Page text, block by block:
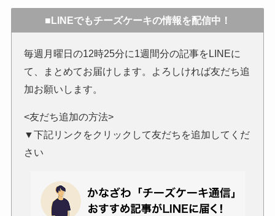
■LINEでもチーズケーキの情報を配信中！
毎週月曜日の12時25分に1週間分の記事をLINEに
て、まとめてお届けします。よろしければ友だち追
加お願いします。
<友だち追加の方法>
▼下記リンクをクリックして友だちを追加してくだ
さい